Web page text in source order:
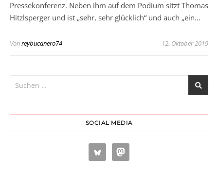
Pressekonferenz. Neben ihm auf dem Podium sitzt Thomas
Hitzlsperger und ist „sehr, sehr glücklich“ und auch „ein…
Vonreybucanero74 12. Oktober 2019
SOCIAL MEDIA